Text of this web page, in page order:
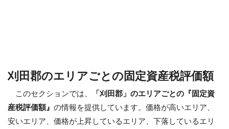
刈田郡のエリアごとの固定資産税評価額
このセクションでは、
「刈田郡」のエリアごとの『固定資
産税評価額』 の情報を提供しています。価格が高いエリア、
安いエリア、価格が上昇しているエリア、下落しているエリ